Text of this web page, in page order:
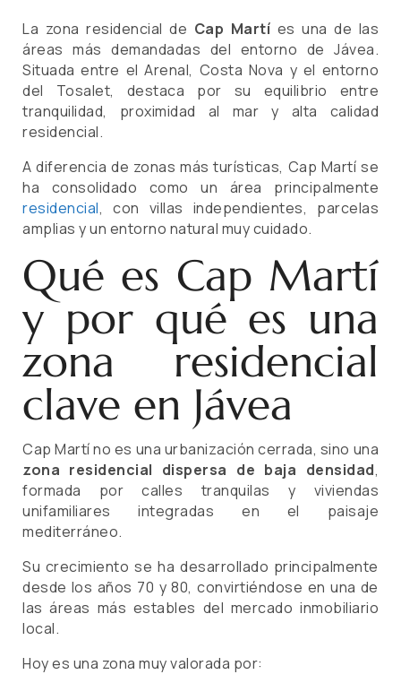
La zona residencial de Cap Martí es una de las
áreas más demandadas del entorno de Jávea.
Situada entre el Arenal, Costa Nova y el entorno
del Tosalet, destaca por su equilibrio entre
tranquilidad, proximidad al mar y alta calidad
residencial.
A diferencia de zonas más turísticas, Cap Martí se
ha consolidado como un área principalmente
residencial, con villas independientes, parcelas
amplias y un entorno natural muy cuidado.
Qué es Cap Martí
y por qué es una
zona residencial
clave en Jávea
Cap Martí no es una urbanización cerrada, sino una
zona residencial dispersa de baja densidad,
formada por calles tranquilas y viviendas
unifamiliares integradas en el paisaje
mediterráneo.
Su crecimiento se ha desarrollado principalmente
desde los años 70 y 80, convirtiéndose en una de
las áreas más estables del mercado inmobiliario
local.
Hoy es una zona muy valorada por: